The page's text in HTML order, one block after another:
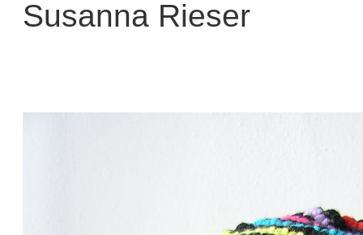
Susanna Rieser